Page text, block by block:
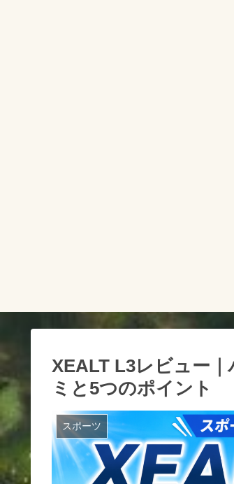
XEALT L3レビュー
ミと5つのポイント
スポーツ